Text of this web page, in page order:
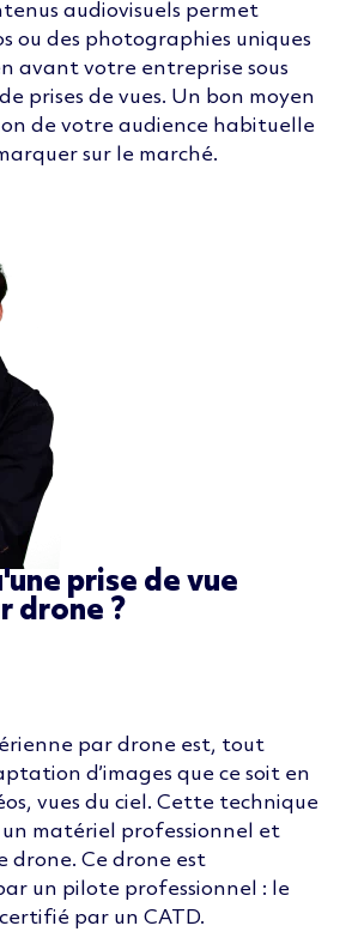
audiovisuels permet
ou des photographies uniques
avant votre entreprise sous
prises de vues. Un bon moyen
de votre audience habituelle
sur le marché.
prise de vue
drone ?
par drone est, tout
d’images que ce soit en
vues du ciel. Cette technique
un matériel professionnel et
drone. Ce drone est
un pilote professionnel : le
par un CATD.